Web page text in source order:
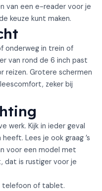
van een e-reader voor je
keuze kunt maken.
onderweg in trein of
van rond de 6 inch past
reizen. Grotere schermen
zeker bij
werk. Kijk in ieder geval
Lees je ook graag ’s
voor een model met
dat is rustiger voor je
telefoon of tablet.